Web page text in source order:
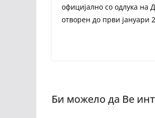
официјално со одлука на
отворен до први јануари